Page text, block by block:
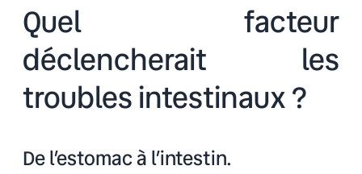
Quel facteur
déclencherait les
troubles intestinaux ?
De l’estomac à l’intestin.